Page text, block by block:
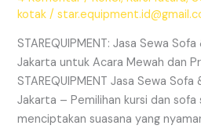
kotak /
STAREQUIPMENT: Jasa Sewa
Jakarta untuk Acara Mewah dan
STAREQUIPMENT Jasa Sewa Sofa
Jakarta – Pemilihan kursi dan
menciptakan suasana yang